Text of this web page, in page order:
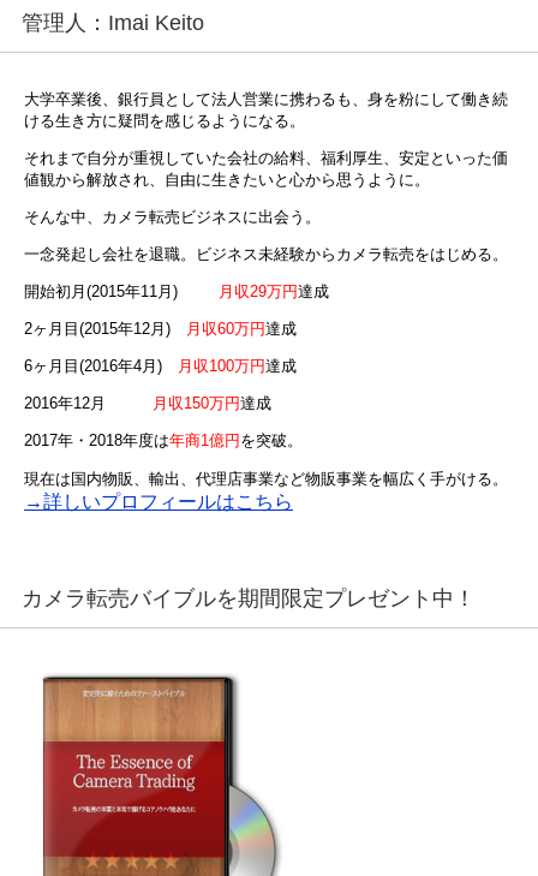
管理人：Imai Keito
大学卒業後、銀行員として法人営業に携わるも、身を粉にして働き続
ける生き方に疑問を感じるようになる。
それまで自分が重視していた会社の給料、福利厚生、安定といった価
値観から解放され、自由に生きたいと心から思うように。
そんな中、カメラ転売ビジネスに出会う。
一念発起し会社を退職。ビジネス未経験からカメラ転売をはじめる。
開始初月(2015年11月) 月収29万円達成
2ヶ月目(2015年12月) 月収60万円達成
6ヶ月目(2016年4月) 月収100万円達成
2016年12月 月収150万円達成
2017年・2018年度は年商1億円 を突破。
現在は国内物販、輸出、代理店事業など物販事業を幅広く手がける。
→詳しいプロフィールはこちら
カメラ転売バイブルを期間限定プレゼント中！